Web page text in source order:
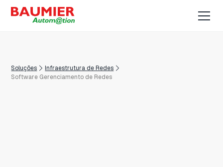
Soluções
Infraestrutura de Redes
Software Gerenciamento de Redes